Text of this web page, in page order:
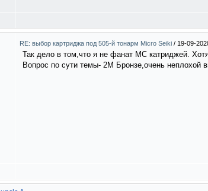
RE: выбор картриджа под 505-й тонарм Micro Seiki / 19-09-
Так дело в том,что я не фанат МС катриджей.
Вопрос по сути темы- 2М Бронзе,очень неплохой